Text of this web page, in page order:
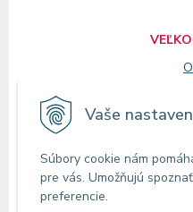
Vaše
Súbory cookie nám
pre vás. Umožňujú
preferencie.